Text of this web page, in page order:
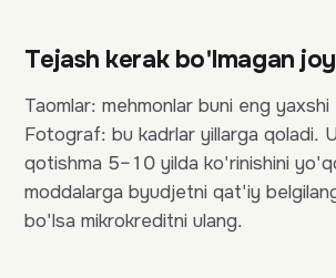
Tejash kerak bo'lmagan
Taomlar: mehmonlar buni eng
Fotograf: bu kadrlar yillarga qoladi.
qotishma 5–10 yilda ko'rinishini
moddalarga byudjetni qat'iy
bo'lsa mikrokreditni ulang.